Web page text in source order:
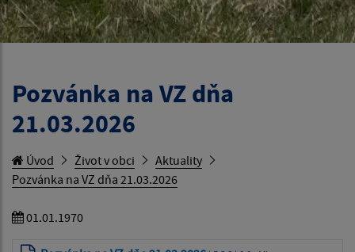
Pozvánka na VZ dňa
21.03.2026
Úvod Život v obci
Aktuality
Pozvánka na VZ dňa 21.03.2026
01.01.1970